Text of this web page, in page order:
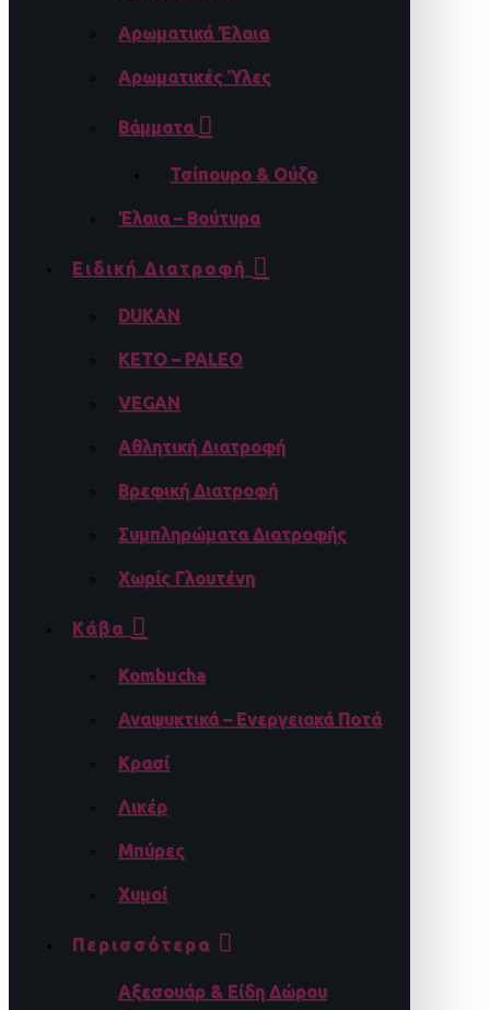
Αρωματικά Έλαια
Αρωματικές Ύλες
Βάμματα
Τσίπουρο & Ούζο
Έλαια – Βούτυρα
Ειδική Διατροφή
DUKAN
KETO – PALEO
VEGAN
Αθλητική Διατροφή
Βρεφική Διατροφή
Συμπληρώματα Διατροφής
Χωρίς Γλουτένη
Κάβα
Kombucha
Αναψυκτικά – Ενεργειακά Ποτά
Κρασί
Λικέρ
Μπύρες
Χυμοί
Περισσότερα
Αξεσουάρ & Είδη Δώρου